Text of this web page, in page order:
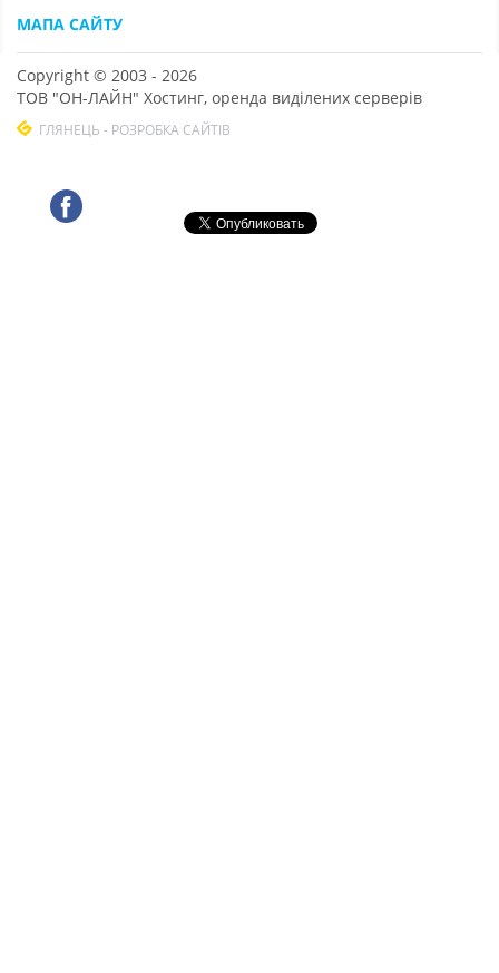
МАПА САЙТУ
Copyright © 2003 - 2026
ТОВ "ОН-ЛАЙН" Хостинг, оренда виділених серверів
ГЛЯНЕЦЬ - РОЗРОБКА САЙТІВ